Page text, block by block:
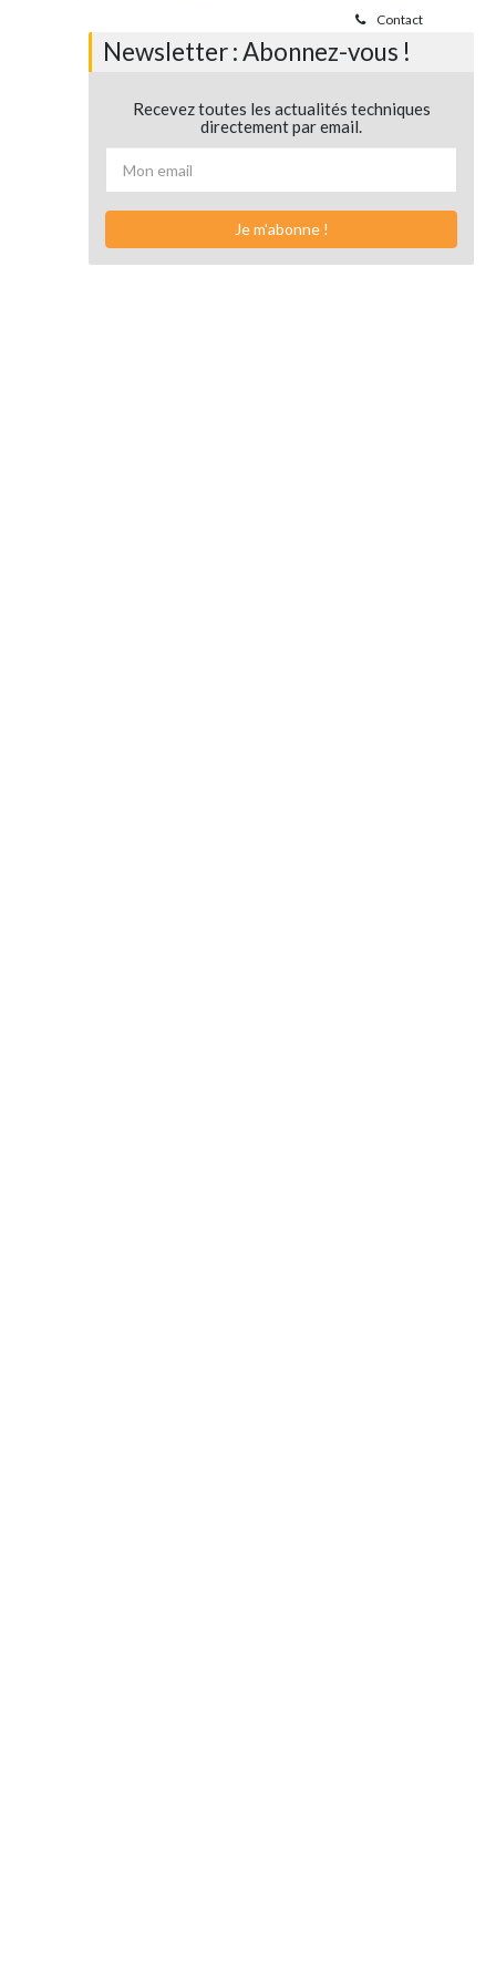
Contact
Newsletter : Abonnez-vous !
Recevez toutes les actualités techniques
directement par email.
Je m'abonne !